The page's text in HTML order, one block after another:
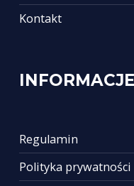
Kontakt
INFORMACJE
Regulamin
Polityka prywatności